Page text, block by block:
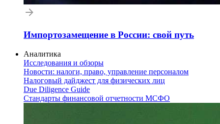
Импортозамещение в России: свой путь
Аналитика
Исследования и обзоры
Новости: налоги, право, управление персоналом
Налоговый дайджест для физических лиц
Due Diligence Guide
Стандарты финансовой отчетности МСФО